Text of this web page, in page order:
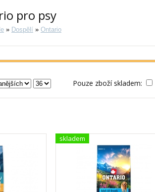
pro psy
» Dospělí » Ontario
Pouze zboží skladem:
skladem